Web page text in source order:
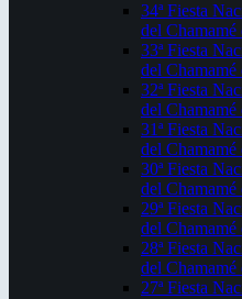
34ª Fiesta
del
33ª Fiesta
del
32ª Fiesta
del
31ª Fiesta
del
30ª Fiesta
del
29ª Fiesta
del
28ª Fiesta
del
27ª Fiesta